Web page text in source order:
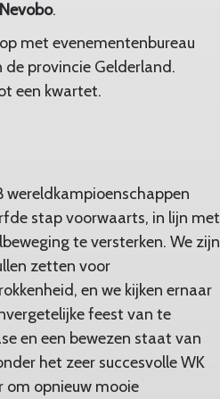
.
met evenementenbureau
de provincie Gelderland.
een kwartet.
wereldkampioenschappen
stap voorwaarts, in lijn met
te versterken. We zijn
zetten voor
en we kijken ernaar
feest van te
en een bewezen staat van
het zeer succesvolle WK
om opnieuw mooie